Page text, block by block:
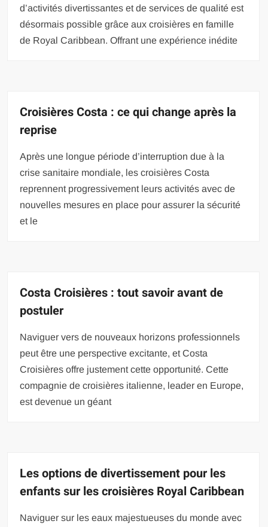
d’activités divertissantes et de services de qualité est
désormais possible grâce aux croisières en famille
de Royal Caribbean. Offrant une expérience inédite
Croisières Costa : ce qui change après la
reprise
Après une longue période d’interruption due à la
crise sanitaire mondiale, les croisières Costa
reprennent progressivement leurs activités avec de
nouvelles mesures en place pour assurer la sécurité
et le
Costa Croisières : tout savoir avant de
postuler
Naviguer vers de nouveaux horizons professionnels
peut être une perspective excitante, et Costa
Croisières offre justement cette opportunité. Cette
compagnie de croisières italienne, leader en Europe,
est devenue un géant
Les options de divertissement pour les
enfants sur les croisières Royal Caribbean
Naviguer sur les eaux majestueuses du monde avec